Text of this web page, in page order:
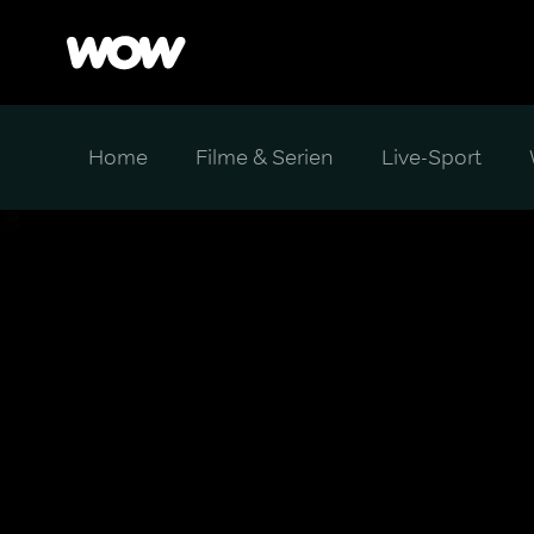
Home Filme & Serien Live-Sport